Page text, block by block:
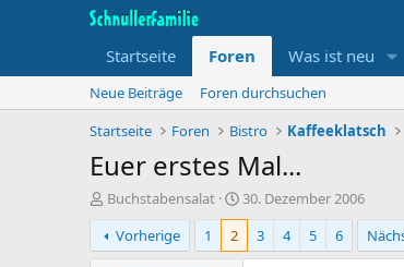
Startseite Foren Was ist neu
Neue Beiträge
Foren durchsuchen
Startseite
Foren Bistro Kaffeeklatsch
Euer erstes Mal...
T
h
e
m
Buchstabensalat
B
e
i
30. Dezember 2006
Vorherige
1 2 3 4 5 6